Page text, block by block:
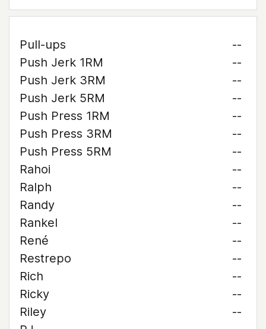
Pull-ups
--
Push Jerk 1RM
--
Push Jerk 3RM
--
Push Jerk 5RM
--
Push Press 1RM
--
Push Press 3RM
--
Push Press 5RM
--
Rahoi
--
Ralph
--
Randy
--
Rankel
--
René
--
Restrepo
--
Rich
--
Ricky
--
Riley
--